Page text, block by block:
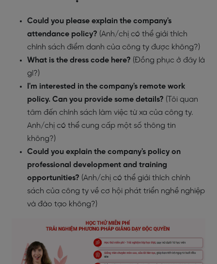
Could you please explain the company's
attendance policy? (Anh/chị có thể giải thích
chính sách điểm danh của công ty được không?)
What is the dress code here? (Đồng phục ở đây là
gì?)
I'm interested in the company's remote work
policy. Can you provide some details? (Tôi quan
tâm đến chính sách làm việc từ xa của công ty.
Anh/chị có thể cung cấp một số thông tin
không?)
Could you explain the company's policy on
professional development and training
opportunities? (Anh/chị có thể giải thích chính
sách của công ty về cơ hội phát triển nghề nghiệp
và đào tạo không?)